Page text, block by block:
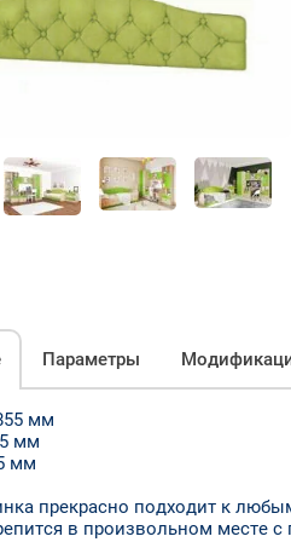
Параметры
мм
мм
мм
прекрасно подходит к
в произвольном месте